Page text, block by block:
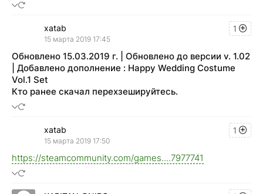
1
xatab
15 марта 2019 17:45
Обновлено 15.03.2019 г. | Обновлено до версии v. 1.02
| Добавлено дополнение : Happy Wedding Costume
Vol.1 Set
Кто ранее скачал перехзешируйтесь.
1
xatab
15 марта 2019 17:50
https://steamcommunity.com/games....7977741